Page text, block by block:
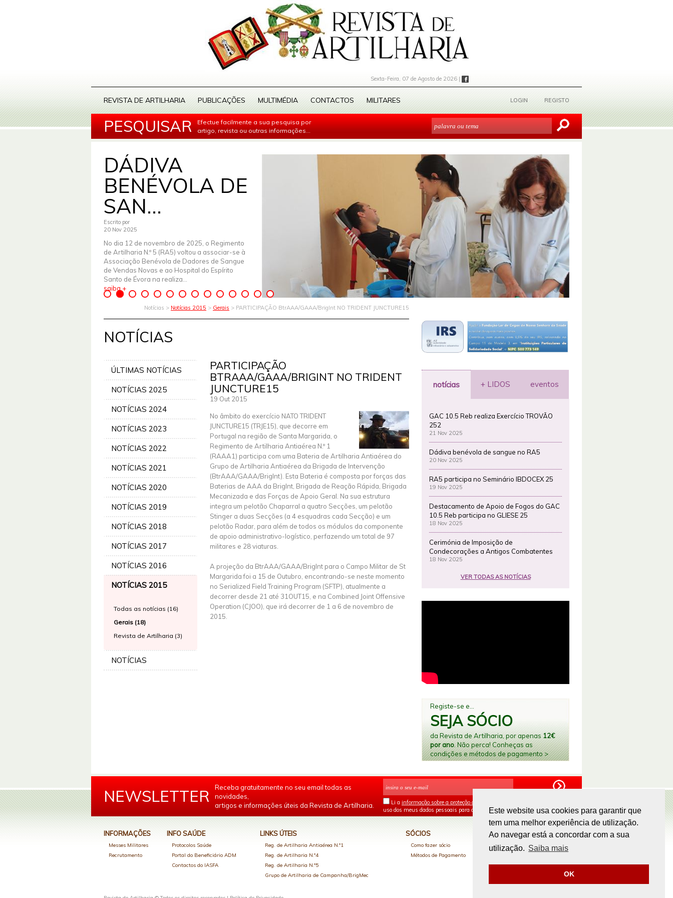
Este website usa cookies para garantir que
tem uma melhor experiência de utilização.
Ao navegar está a concordar com a sua
utilização. Saiba mais
OK
Sexta-Feira, 07 de Agosto de 2026 |
REVISTA DE ARTILHARIA PUBLICAÇÕES MULTIMÉDIA CONTACTOS MILITARES LOGIN REGISTO
PESQUISAR
Efectue facilmente a sua pesquisa por
artigo, revista ou outras informações...
DÁDIVA
BENÉVOLA DE
SAN...
Escrito por
20 Nov 2025
No dia 12 de novembro de 2025, o Regimento
de Artilharia N.º 5 (RA5) voltou a associar-se à
Associação Benévola de Dadores de Sangue
de Vendas Novas e ao Hospital do Espírito
Santo de Évora na realiza...
saiba +
Notícias > Notícias 2015 > Gerais > PARTICIPAÇÃO BtrAAA/GAAA/BrigInt NO TRIDENT JUNCTURE15
NOTÍCIAS
ÚLTIMAS NOTÍCIAS
NOTÍCIAS 2025
NOTÍCIAS 2024
NOTÍCIAS 2023
NOTÍCIAS 2022
NOTÍCIAS 2021
NOTÍCIAS 2020
NOTÍCIAS 2019
NOTÍCIAS 2018
NOTÍCIAS 2017
NOTÍCIAS 2016
NOTÍCIAS 2015
Todas as notícias (16)
Gerais (18)
Revista de Artilharia (3)
NOTÍCIAS
PARTICIPAÇÃO
BTRAAA/GAAA/BRIGINT NO TRIDENT
JUNCTURE15
19 Out 2015
No âmbito do exercício NATO TRIDENT
JUNCTURE15 (TRJE15), que decorre em
Portugal na região de Santa Margarida, o
Regimento de Artilharia Antiaérea N.º 1
(RAAA1) participa com uma Bateria de Artilharia Antiaérea do
Grupo de Artilharia Antiaérea da Brigada de Intervenção
(BtrAAA/GAAA/BrigInt). Esta Bateria é composta por forças das
Baterias de AAA da BrigInt, Brigada de Reação Rápida, Brigada
Mecanizada e das Forças de Apoio Geral. Na sua estrutura
integra um pelotão Chaparral a quatro Secções, um pelotão
Stinger a duas Secções (a 4 esquadras cada Secção) e um
pelotão Radar, para além de todos os módulos da componente
de apoio administrativo-logístico, perfazendo um total de 97
militares e 28 viaturas.
A projeção da BtrAAA/GAAA/BrigInt para o Campo Militar de St
Margarida foi a 15 de Outubro, encontrando-se neste momento
no Serialized Field Training Program (SFTP), atualmente a
decorrer desde 21 até 31OUT15, e na Combined Joint Offensive
Operation (CJOO), que irá decorrer de 1 a 6 de novembro de
2015.
notícias + LIDOS eventos
GAC 10.5 Reb realiza Exercício TROVÃO
252
21 Nov 2025
Dádiva benévola de sangue no RA5
20 Nov 2025
RA5 participa no Seminário IBDOCEX 25
19 Nov 2025
Destacamento de Apoio de Fogos do GAC
10.5 Reb participa no GLIESE 25
18 Nov 2025
Cerimónia de Imposição de
Condecorações a Antigos Combatentes
18 Nov 2025
VER TODAS AS NOTÍCIAS
Registe-se e...
SEJA SÓCIO
da Revista de Artilharia, por apenas 12€
por ano. Não perca! Conheças as
condições e métodos de pagamento >
NEWSLETTER
Receba gratuitamente no seu email todas as
novidades,
artigos e informações úteis da Revista de Artilharia.
Li a informação sobre a proteção de dados
uso dos meus dados pessoais para os fins mencionados.
INFORMAÇÕES
Messes Militares
Recrutamento
INFO SAÚDE
Protocolos Saúde
Portal do Beneficiário ADM
Contactos do IASFA
LINKS ÚTEIS
Reg. de Artilharia Antiaérea N.º1
Reg. de Artilharia N.º4
Reg. de Artilharia N.º5
Grupo de Artilharia de Campanha/BrigMec
SÓCIOS
Como fazer sócio
Métodos de Pagamento
PAGAMENTOS ONLINE